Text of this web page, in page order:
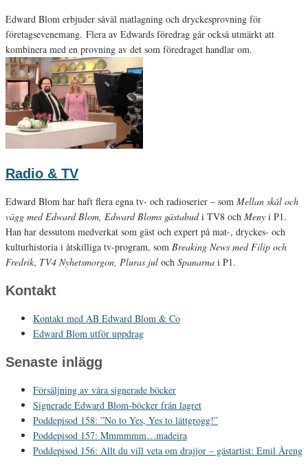
Edward Blom erbjuder såväl matlagning och dryckesprovning för
företagsevenemang. Flera av Edwards föredrag går också utmärkt att
kombinera med en provning av det som föredraget handlar om.
Radio & TV
Edward Blom har haft flera egna tv- och radioserier – som Mellan skål och
vägg med Edward Blom, Edward Bloms gästabudi TV8 och Meny i P1.
Han har dessutom medverkat som gäst och expert på mat-, dryckes- och
kulturhistoria i åtskilliga tv-program, som Breaking News med Filip och
Fredrik, TV4 Nyhetsmorgon, Pluras jul och Spanarna i P1.
Kontakt
Kontakt med AB Edward Blom & Co
Edward Blom utför uppdrag
Senaste inlägg
Försäljning av våra signerade böcker
Signerade Edward Blom-böcker från lagret
Poddepisod 158: ”No to Yes, Yes to lättgrogg!”
Poddepisod 157: Mmmmmm…madeira
Poddepisod 156: Allt du vill veta om drajjor – gästartist: Emil Åreng